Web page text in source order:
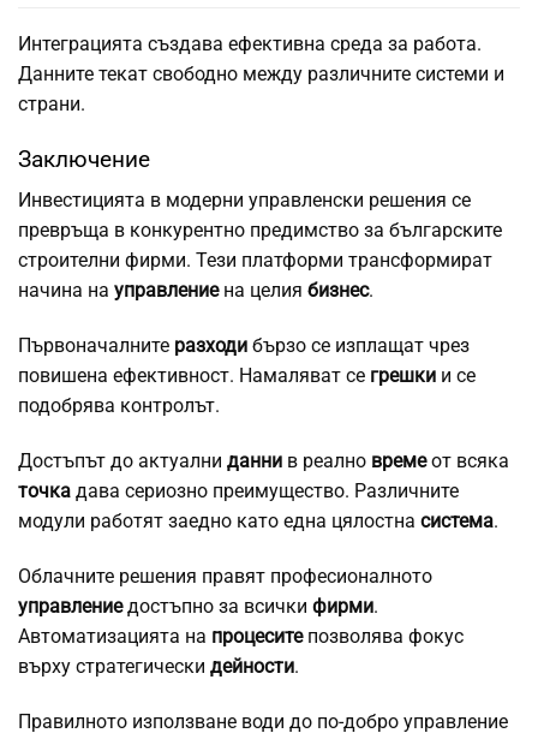
Интеграцията създава ефективна среда за работа.
Данните текат свободно между различните системи и
страни.
Заключение
Инвестицията в модерни управленски решения се
превръща в конкурентно предимство за българските
строителни фирми. Тези платформи трансформират
начина на управлениена целия бизнес.
Първоначалните разходи бързо се изплащат чрез
повишена ефективност. Намаляват се грешки и се
подобрява контролът.
Достъпът до актуални данни в реално времеот всяка
точка дава сериозно преимущество. Различните
модули работят заедно като една цялостна система.
Облачните решения правят професионалното
управлениедостъпно за всички фирми.
Автоматизацията на процеситепозволява фокус
върху стратегически дейности.
Правилното използване води до по-добро управление